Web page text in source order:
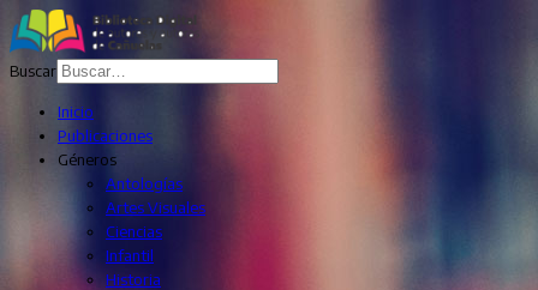
Buscar
Inicio
Publicaciones
Géneros
Antologías
Artes Visuales
Ciencias
Infantil
Historia